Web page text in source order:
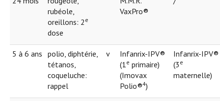
rubéole,
oreillons: 2 e
dose
VaxPro®
5 à 6 ans polio, diphtérie,
tétanos,
coqueluche:
rappel
v
Infanrix-IPV®
(1e primaire)
(Imovax
Polio®4)
Infanrix-IPV®
(3 e
maternelle)